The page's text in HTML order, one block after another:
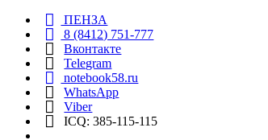
ПЕНЗА
8 (8412) 751-777
Вконтакте
Telegram
notebook58.ru
WhatsApp
Viber
ICQ: 385-115-115